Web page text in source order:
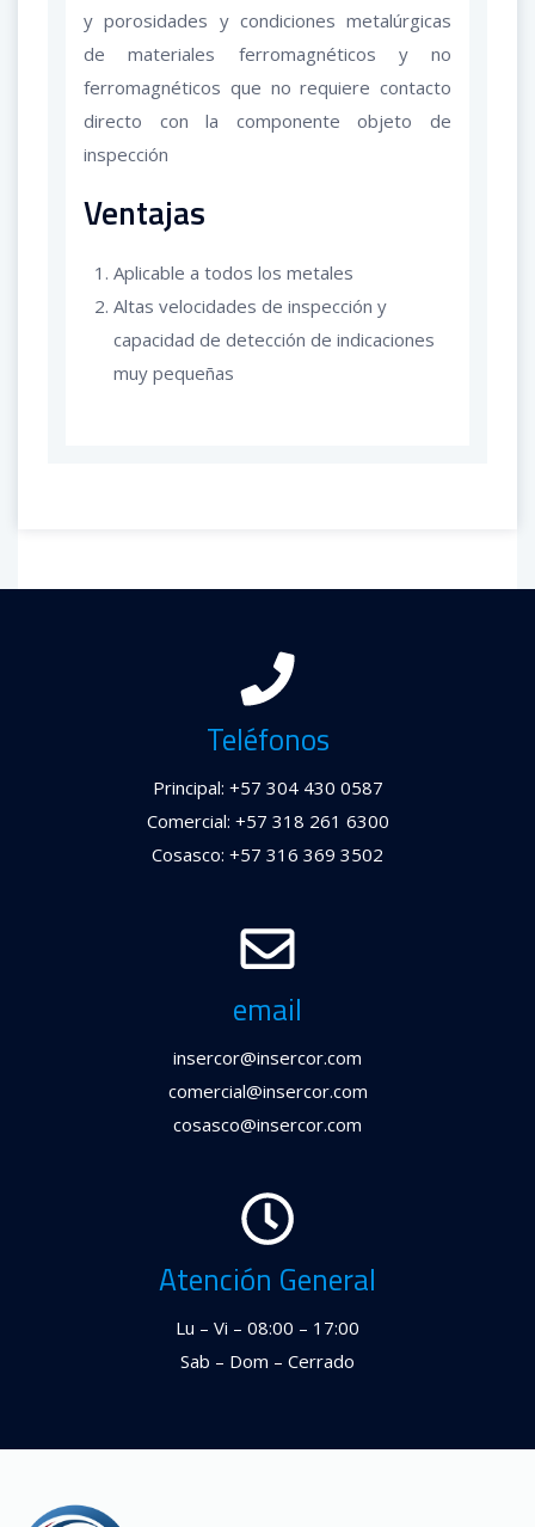
y porosidades y condiciones metalúrgicas
de materiales ferromagnéticos y no
ferromagnéticos que no requiere contacto
directo con la componente objeto de
inspección
Ventajas
Aplicable a todos los metales
Altas velocidades de inspección y
capacidad de detección de indicaciones
muy pequeñas
Teléfonos
Principal: +57 304 430 0587
Comercial: +57 318 261 6300
Cosasco: +57 316 369 3502
email
insercor@insercor.com
comercial@insercor.com
cosasco@insercor.com
Atención General
Lu – Vi – 08:00 – 17:00
Sab – Dom – Cerrado